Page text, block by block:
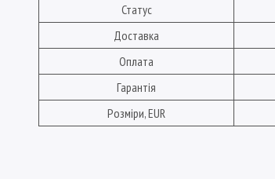
Статус
Доставка
Оплата
Гарантія
Розміри, EUR